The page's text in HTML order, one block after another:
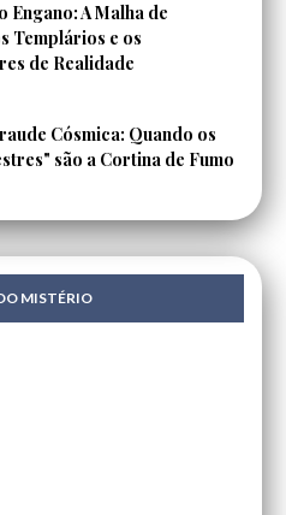
Engano: A Malha de
Templários e os
de Realidade
Cósmica: Quando os
são a Cortina de Fumo
MISTÉRIO